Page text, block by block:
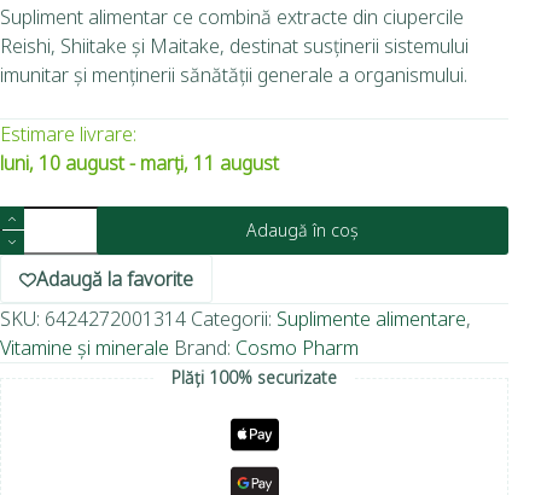
Supliment alimentar ce combină extracte din ciupercile
Reishi, Shiitake și Maitake, destinat susținerii sistemului
imunitar și menținerii sănătății generale a organismului.
Estimare livrare:
luni, 10 august - marți, 11 august
Adaugă în coș
Adaugă la favorite
SKU: 6424272001314 Categorii: Suplimente alimentare,
Vitamine și minerale Brand: Cosmo Pharm
Plăți 100% securizate